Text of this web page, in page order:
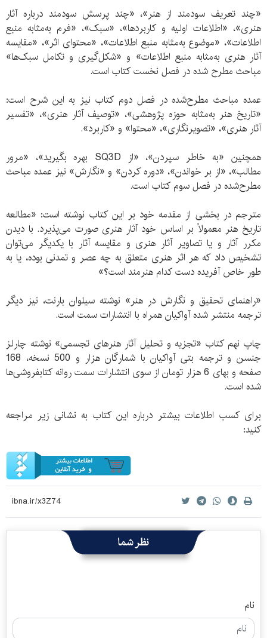
«چند تعریف سودمند از هنر»، «چند پرسش سودمند درباره آثار
هنری»، «اطلاعات اولیه و کاربردها»، «سبک»، «فرم به‌مثابه منبع
اطلاعات»، «موضوع به‌مثابه منبع اطلاعات»، «محتوای اثر»، «مقایسه
آثار هنری به‌مثابه منبع اطلاعات» و «شکل‌گیری و تکامل سبک‌ها»
مباحث مطرح شده در فصل نخست کتاب است.
عمده مباحث مطرح‌شده در فصل دوم کتاب نیز به این شرح است:
«تاریخ هنر به‌مثابه حوزه پژوهشی»، «توصیف آثار هنری»، «تفسیر
آثار هنری»، «تصویرنگاری»، «محتوا» و «کاربرد».
همچنین «به خاطر سپردن»، «از SQ3D بهره بگیرید»، «مرور
مطالب»، «از بر خواندن»، «دوره کردن» و «نگارش» نیز عمده مباحث
مطرح‌شده در فصل سوم کتاب است.
مترجم در بخشی از مقدمه خود بر این کتاب نوشته است: «مطالعه
تاریخ هنر معمولاً بر اساس خود آثار هنری صورت می‌پذیرد. با دیدن
مکرر آثار و یا تصاویر آثار هنری و مقایسه آثار با یکدیگر می‌توان
تشخیص داد که هر اثر هنری متعلق به چه عصر و تمدنی بوده، یا به
طور خاص آفریده دست کدام هنرمند است؟»
«راهنمای تحقیق و نگارش در هنر» نوشته سیلوان بارنت، نیز دیگر
ترجمه منتشر شده آواکیان همراه با انتشارات سمت است.
چاپ نهم کتاب «تجزیه و تحلیل آثار هنرهای تجسمی» نوشته چارلز
جنسن و ترجمه بتی آواکیان با شمارگان هزار و 500 نسخه، 168
صفحه و بهای 6 هزار تومان از سوی انتشارات سمت روانه کتابفروشی‌ها
شده است.
برای کسب اطلاعات بیشتر درباره این کتاب به نشانی زیر مراجعه
کنید:
نظر شما
نام